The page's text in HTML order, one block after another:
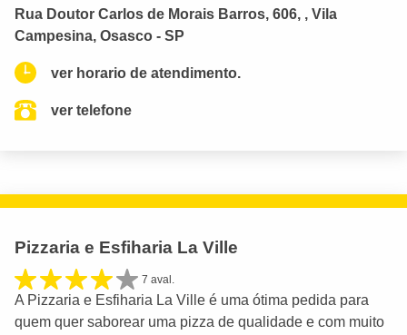
Rua Doutor Carlos de Morais Barros, 606, , Vila
Campesina, Osasco - SP
ver horario de atendimento.
ver telefone
Pizzaria e Esfiharia La Ville
7 aval.
A Pizzaria e Esfiharia La Ville é uma ótima pedida para
quem quer saborear uma pizza de qualidade e com muito